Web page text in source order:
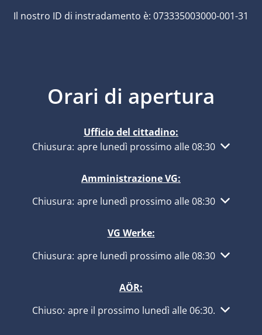
Il nostro ID di instradamento è: 073335003000-001-31
Orari di apertura
Ufficio del cittadino:
Fare clic per nascondere altri orari di apertura o
Chiusura: apre lunedì prossimo alle 08:30
Amministrazione VG:
Fare clic per nascondere altri orari di apertura o
Chiusura: apre lunedì prossimo alle 08:30
VG Werke:
Fare clic per nascondere altri orari di apertura o
Chiusura: apre lunedì prossimo alle 08:30
AÖR:
Fare clic per nascondere altri orari di apertura o
Chiuso: apre il prossimo lunedì alle 06:30.